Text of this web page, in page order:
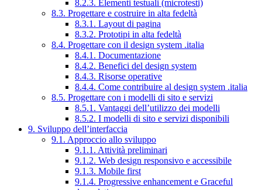
8.2.3. Elementi testuali (microtesti)
8.3. Progettare e costruire in alta fedeltà
8.3.1. Layout di pagina
8.3.2. Prototipi in alta fedeltà
8.4. Progettare con il design system .italia
8.4.1. Documentazione
8.4.2. Benefici del design system
8.4.3. Risorse operative
8.4.4. Come contribuire al design system .italia
8.5. Progettare con i modelli di sito e servizi
8.5.1. Vantaggi dell’utilizzo dei modelli
8.5.2. I modelli di sito e servizi disponibili
9. Sviluppo dell’interfaccia
9.1. Approccio allo sviluppo
9.1.1. Attività preliminari
9.1.2. Web design responsivo e accessibile
9.1.3. Mobile first
9.1.4. Progressive enhancement e Graceful